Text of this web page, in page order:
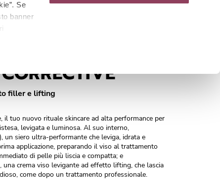
Se
banner
filler e lifting
il tuo nuovo rituale skincare ad alta performance per
levigata e luminosa. Al suo interno,
un siero ultra-performante che leviga, idrata e
applicazione, preparando il viso al trattamento
di pelle più liscia e compatta; e
una crema viso levigante ad effetto lifting, che lascia
come dopo un trattamento professionale.